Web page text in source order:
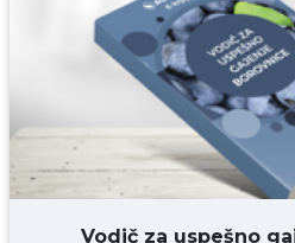
Komentar* obavezno
DODAJ
Vodič za uspešno